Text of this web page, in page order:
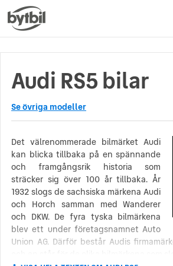
Audi RS5 bilar
Se övriga modeller
Det välrenommerade bilmärket Audi
kan blicka tillbaka på en spännande
och framgångsrik historia som
sträcker sig över 100 år tillbaka. År
1932 slogs de sachsiska märkena Audi
och Horch samman med Wanderer
och DKW. De fyra tyska bilmärkena
blev ett under företagsnamnet Auto
Union AG. Därför består Audis